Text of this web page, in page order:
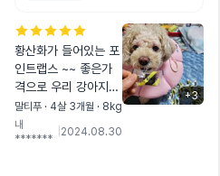
황산화가 들어있는 포
인트랩스 ~~ 좋은가
격으로 우리 강아지
영양제는 이제 포인트
랩스 로~~ 일단 기호
성이 너무 좋아서 잘
말티푸 · 4살 3개월 · 8kg
내
*******
2024.08.30
+3